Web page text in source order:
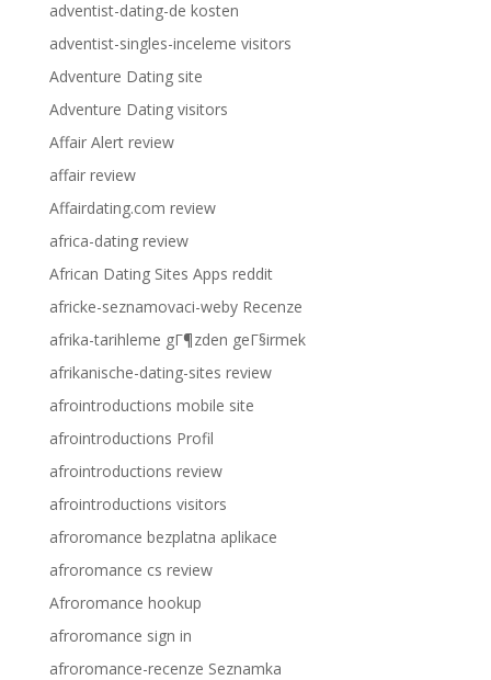
adventist-dating-de kosten
adventist-singles-inceleme visitors
Adventure Dating site
Adventure Dating visitors
Affair Alert review
affair review
Affairdating.com review
africa-dating review
African Dating Sites Apps reddit
africke-seznamovaci-weby Recenze
afrika-tarihleme gГ¶zden geГ§irmek
afrikanische-dating-sites review
afrointroductions mobile site
afrointroductions Profil
afrointroductions review
afrointroductions visitors
afroromance bezplatna aplikace
afroromance cs review
Afroromance hookup
afroromance sign in
afroromance-recenze Seznamka